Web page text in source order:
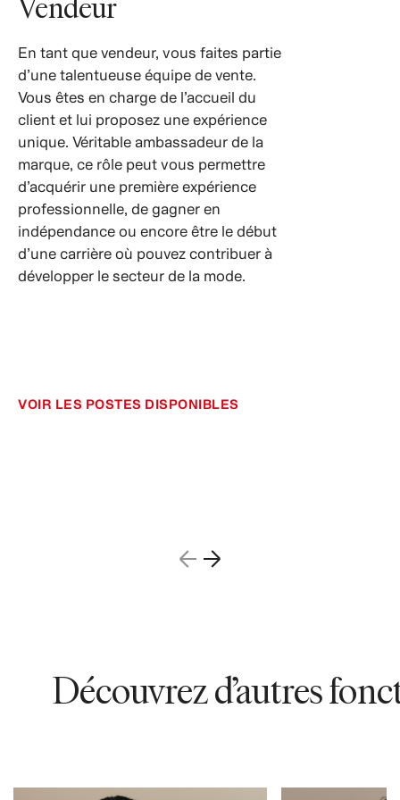
En tant que vendeur, vous faites partie
d’une talentueuse équipe de vente.
Vous êtes en charge de l’accueil du
client et lui proposez une expérience
unique. Véritable ambassadeur de la
marque, ce rôle peut vous permettre
d’acquérir une première expérience
professionnelle, de gagner en
indépendance ou encore être le début
d’une carrière où pouvez contribuer à
développer le secteur de la mode.
VOIR LES POSTES DISPONIBLES
Découvrez d’autres